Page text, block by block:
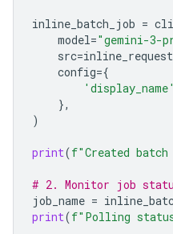
inline_batch_job =
model="gemini-3-
src=
config={
'display_name'
},
)
print(f"Created
# 2. Monitor job
job_name =
print(f"Polling